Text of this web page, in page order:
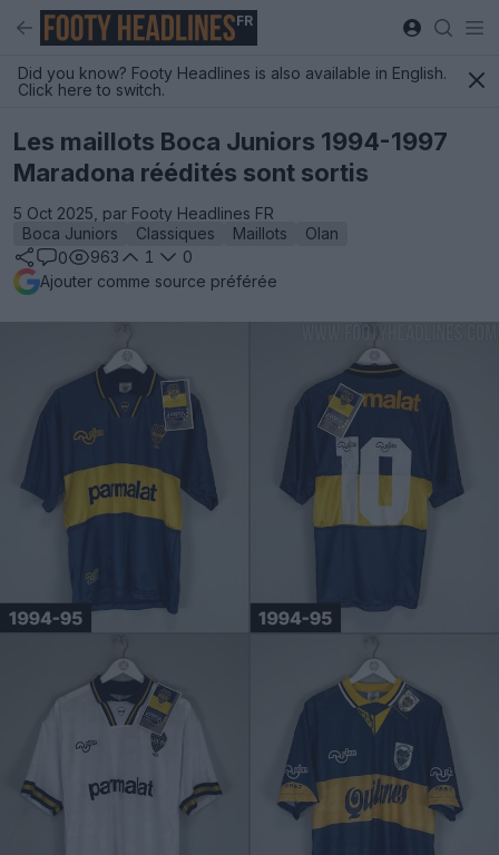
FR
Did you know? Footy Headlines is also available in English.
Click here to switch.
Les maillots Boca Juniors 1994-1997
Maradona réédités sont sortis
5 Oct 2025, par Footy Headlines FR
Boca Juniors
Classiques Maillots
Olan
0
963 1
0
Ajouter comme source préférée